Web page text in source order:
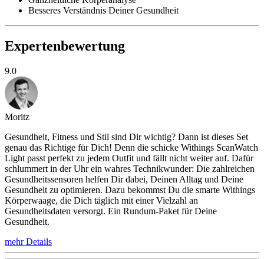
Besseres Verständnis Deiner Gesundheit
Expertenbewertung
9.0
Moritz
Gesundheit, Fitness und Stil sind Dir wichtig? Dann ist dieses Set
genau das Richtige für Dich! Denn die schicke Withings ScanWatch
Light passt perfekt zu jedem Outfit und fällt nicht weiter auf. Dafür
schlummert in der Uhr ein wahres Technikwunder: Die zahlreichen
Gesundheitssensoren helfen Dir dabei, Deinen Alltag und Deine
Gesundheit zu optimieren. Dazu bekommst Du die smarte Withings
Körperwaage, die Dich täglich mit einer Vielzahl an
Gesundheitsdaten versorgt. Ein Rundum-Paket für Deine
Gesundheit.
mehr Details